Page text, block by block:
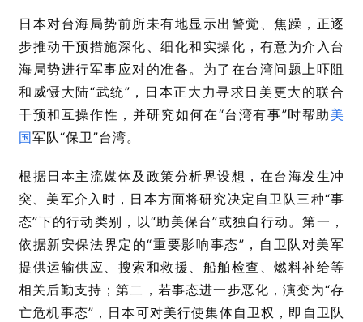
日本对台海局势前所未有地显示出警觉、焦躁，正逐
步推动干预措施深化、细化和实操化，有意为介入台
海局势进行军事应对的准备。为了在台湾问题上吓阻
和威慑大陆“武统”，日本正大力寻求日美更大的联合
干预和互操作性，并研究如何在“台湾有事”时帮助 美
国军队“保卫”台湾。
根据日本主流媒体及政策分析界设想，在台海发生冲
突、美军介入时，日本方面将研究决定自卫队三种“事
态”下的行动类别，以“助美保台”或独自行动。第一，
依据新安保法界定的“重要影响事态”，自卫队对美军
提供运输供应、搜索和救援、船舶检查、燃料补给等
相关后勤支持；第二，若事态进一步恶化，演变为“存
亡危机事态”，日本可对美行使集体自卫权，即自卫队